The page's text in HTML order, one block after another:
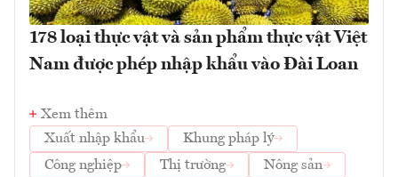
178 loại thực vật và sản phẩm thực vật Việt
Nam được phép nhập khẩu vào Đài Loan
Xem thêm
Xuất nhập khẩu
Khung pháp lý
Công nghiệp
Thị trường Nông sản